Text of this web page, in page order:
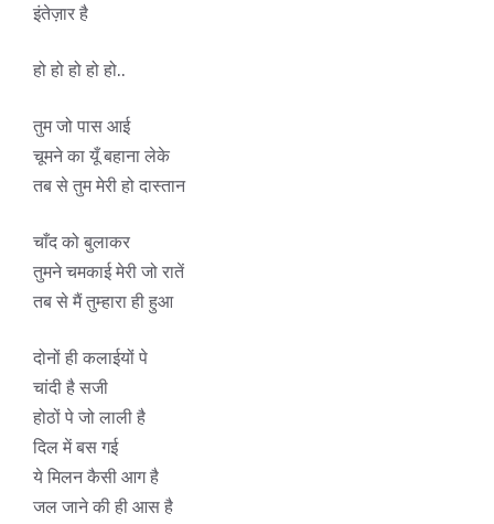
इंतेज़ार है
हो हो हो हो हो..
तुम जो पास आई
चूमने का यूँ बहाना लेके
तब से तुम मेरी हो दास्तान
चाँद को बुलाकर
तुमने चमकाई मेरी जो रातें
तब से मैं तुम्हारा ही हुआ
दोनों ही कलाईयों पे
चांदी है सजी
होठों पे जो लाली है
दिल में बस गई
ये मिलन कैसी आग है
जल जाने की ही आस है